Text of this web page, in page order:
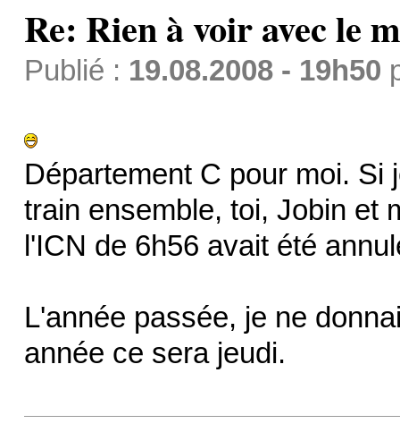
Re: Rien à voir avec le
Publié : 19.08.2008 - 19h50
Département C pour moi. Si
train ensemble, toi, Jobin et
l'ICN de 6h56 avait été
L'année passée, je ne
année ce sera jeudi.